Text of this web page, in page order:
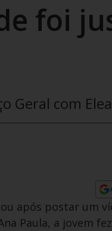
foi
Geral com
após postar um
Paula, a jovem